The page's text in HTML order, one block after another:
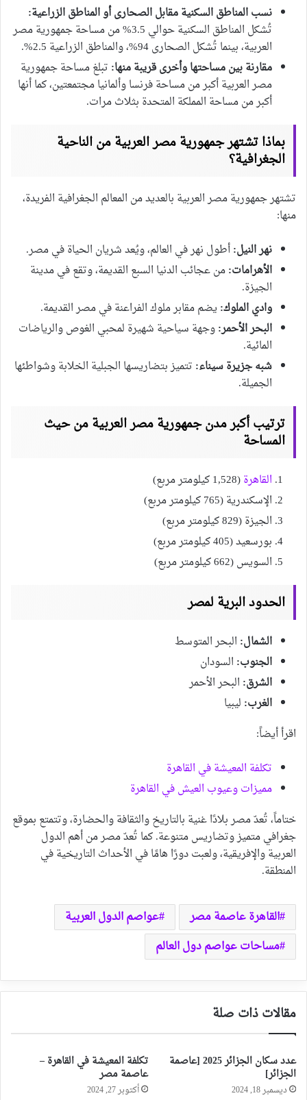
نسب المناطق السكنية مقابل الصحارى أو المناطق الزراعية:
تُشكل المناطق السكنية حوالي 3.5% من مساحة جمهورية مصر
العربية، بينما تُشكل الصحارى 94%، والمناطق الزراعية 2.5%.
مقارنة بين مساحتها وأخرى قريبة منها: تبلغ مساحة جمهورية
مصر العربية أكبر من مساحة فرنسا وألمانيا مجتمعتين، كما أنها
أكبر من مساحة المملكة المتحدة بثلاث مرات.
بماذا تشتهر جمهورية مصر العربية من الناحية
الجغرافية؟
تشتهر جمهورية مصر العربية بالعديد من المعالم الجغرافية الفريدة،
منها:
نهر النيل:أطول نهر في العالم، ويُعد شريان الحياة في مصر.
الأهرامات:من عجائب الدنيا السبع القديمة، وتقع في مدينة
الجيزة.
وادي الملوك:يضم مقابر ملوك الفراعنة في مصر القديمة.
البحر الأحمر:وجهة سياحية شهيرة لمحبي الغوص والرياضات
المائية.
شبه جزيرة سيناء: تتميز بتضاريسها الجبلية الخلابة وشواطئها
الجميلة.
ترتيب أكبر مدن جمهورية مصر العربية من حيث
المساحة
القاهرة(1,528 كيلومتر مربع)
الإسكندرية (765 كيلومتر مربع)
الجيزة (829 كيلومتر مربع)
بورسعيد (405 كيلومتر مربع)
السويس (662 كيلومتر مربع)
الحدود البرية لمصر
الشمال: البحر المتوسط
الجنوب: السودان
الشرق: البحر الأحمر
الغرب: ليبيا
اقرأ أيضاً:
تكلفة المعيشة في القاهرة
مميزات وعيوب العيش في القاهرة
ختاماً، تُعدّ مصر بلادًا غنية بالتاريخ والثقافة والحضارة، وتتمتع بموقع
جغرافي متميز وتضاريس متنوعة. كما تُعدّ مصر من أهم الدول
العربية والإفريقية، ولعبت دورًا هامًا في الأحداث التاريخية في
المنطقة.
القاهرة عاصمة مصر
عواصم الدول العربية
مساحات عواصم دول العالم
مقالات ذات صلة
عدد سكان الجزائر 2025 [عاصمة
الجزائر]
ديسمبر 18, 2024
تكلفة المعيشة في القاهرة –
عاصمة مصر
أكتوبر 27, 2024